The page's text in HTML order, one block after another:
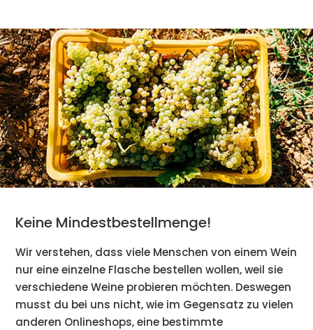
Keine Mindestbestellmenge!
Wir verstehen, dass viele Menschen von einem Wein
nur eine einzelne Flasche bestellen wollen, weil sie
verschiedene Weine probieren möchten. Deswegen
musst du bei uns nicht, wie im Gegensatz zu vielen
anderen Onlineshops, eine bestimmte